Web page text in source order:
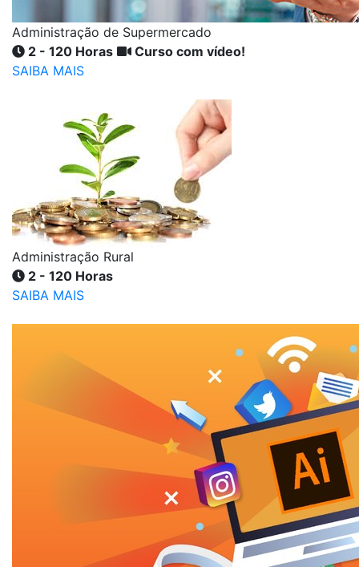
Administração de Supermercado
2 - 120 Horas
Curso com vídeo!
SAIBA MAIS
Administração Rural
2 - 120 Horas
SAIBA MAIS